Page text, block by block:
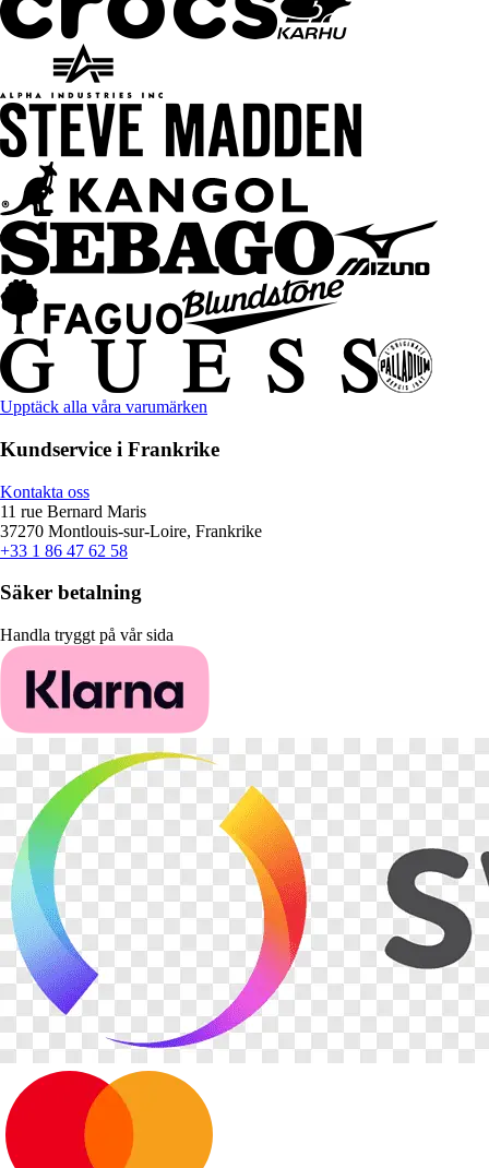
Upptäck alla våra varumärken
Kundservice i Frankrike
Kontakta oss
11 rue Bernard Maris
37270 Montlouis-sur-Loire, Frankrike
+33 1 86 47 62 58
Säker betalning
Handla tryggt på vår sida